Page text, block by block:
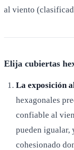
al viento
Elija cubiertas
La exposición
hexagonales
confiable al
pueden igualar,
cohesionado